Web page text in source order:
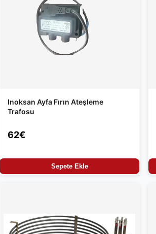
Inoksan Ayfa Fırın Ateşleme
Trafosu
62€
Sepete Ekle